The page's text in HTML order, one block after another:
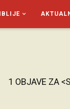
1 OBJAVE ZA